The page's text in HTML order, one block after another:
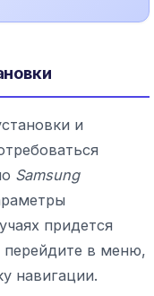
и
Samsung
придется
перейдите в меню,
навигации.